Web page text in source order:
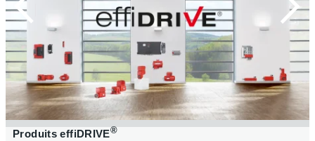
Produits effiDRIVE®